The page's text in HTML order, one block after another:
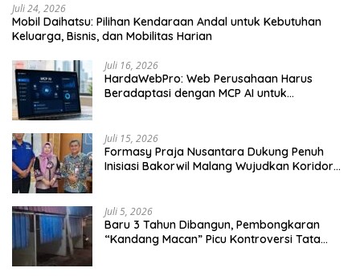
Juli 24, 2026
Mobil Daihatsu: Pilihan Kendaraan Andal untuk Kebutuhan
Keluarga, Bisnis, dan Mobilitas Harian
Juli 16, 2026
HardaWebPro: Web Perusahaan Harus
Beradaptasi dengan MCP AI untuk
Juli 15, 2026
Formasy Praja Nusantara Dukung Penuh
Inisiasi Bakorwil Malang Wujudkan Koridor
Juli 5, 2026
Baru 3 Tahun Dibangun, Pembongkaran
“Kandang Macan” Picu Kontroversi Tata